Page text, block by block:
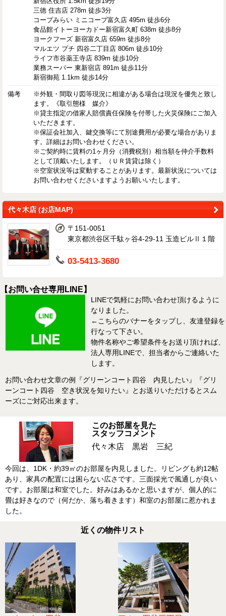
三徳 住吉店 278m 徒歩3分
コープみらい ミニコープ富久店 495m 徒歩6分
食品館イトーヨーカドー新宿富久町 638m 徒歩8分
ヨークフーズ 新宿富久店 659m 徒歩8分
マルエツ プチ 四谷二丁目店 806m 徒歩10分
ライフ市谷薬王寺店 839m 徒歩10分
業務スーパー 東新宿店 891m 徒歩11分
新宿御苑 1.1km 徒歩14分
備考
※外観・間取り図等現況に相違がある場合は現況を優先と致し
ます。《取引態様 媒介》
※貸主指定の借家人賠償責任保険を付帯した火災保険にご加入
いただきます。
※保証会社加入、鍵交換等にて別途費用が必要な場合がありま
す。詳細はお問い合わせください。
※ご契約時に賃料の1ヶ月分（消費税別）相当額を仲介手数料
として頂戴いたします。（ＵＲ賃貸は除く）
※空室状況等は変動することがあります。最新状況については
お問い合わせくださいますようお願いいたします。
代々木店 (お店MAP)
〒151-0051
東京都渋谷区千駄ヶ谷4-29-11 玉造ビルⅡ１階
03-5413-3680
【お問い合せ専用LINE】
LINEで気軽にお問い合わせ頂けるように
なりました。
←こちらのバナーをタップし、友達登録を
行なって下さい。
物件名称やご希望条件をお送り頂ければ、
法人専用LINEで、担当者からご連絡いた
します。
お問い合わせ文章の例『グリーンコート四谷 内見したい』『グリ
ーンコート四谷 空き状況を知りたい』とお送りいただけるとスム
ーズにご対応出来ます。
このお部屋を見た
スタッフコメント
代々木店 黒岩 三紀
今回は、1DK・約39㎡のお部屋を内見しました。リビングも約12帖
あり、家具の配置には困らない広さです。三面採光で風通しが良い
です。お部屋は和室でした。好みはあるかと思いますが、個人的に
畳は好きなので（何だか、落ち着きます）和室のお部屋に惹かれま
した。
近くの物件リスト